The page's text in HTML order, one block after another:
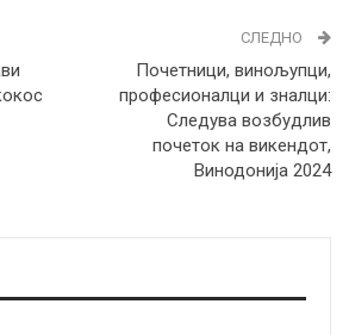
СЛЕДНО
Почетници, винољупци,
професионалци и зналци:
Следува возбудлив
почеток на викендот,
Винодонија 2024